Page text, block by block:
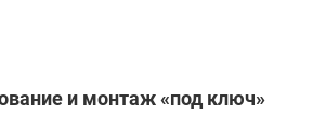
и монтаж «под ключ»